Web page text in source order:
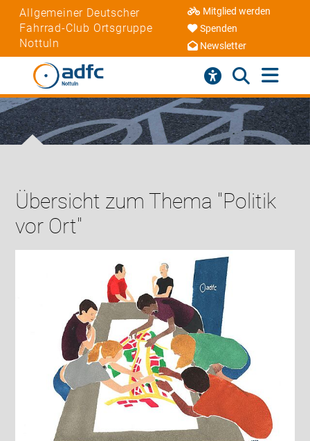
Allgemeiner Deutscher
Fahrrad-Club Ortsgruppe
Nottuln
Mitglied werden
Spenden
Newsletter
Übersicht zum Thema "Politik
vor Ort"